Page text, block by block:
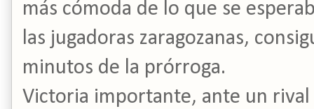
más cómoda de lo que se
las jugadoras zaragozanas,
minutos de la prórroga.
Victoria importante, ante un